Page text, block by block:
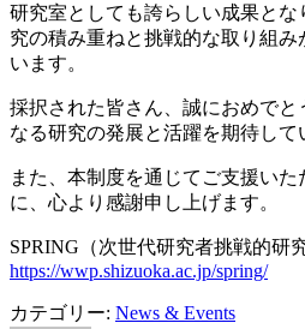
研究室としても誇らしい成果と
究の積み重ねと挑戦的な取り組
います。
採択された皆さん、誠におめで
なる研究の発展と活躍を期待して
また、本制度を通じてご支援い
に、心より感謝申し上げます。
SPRING（次世代研究者挑戦的研
https://wwp.shizuoka.ac.jp/spring/
カテゴリー: News & Events